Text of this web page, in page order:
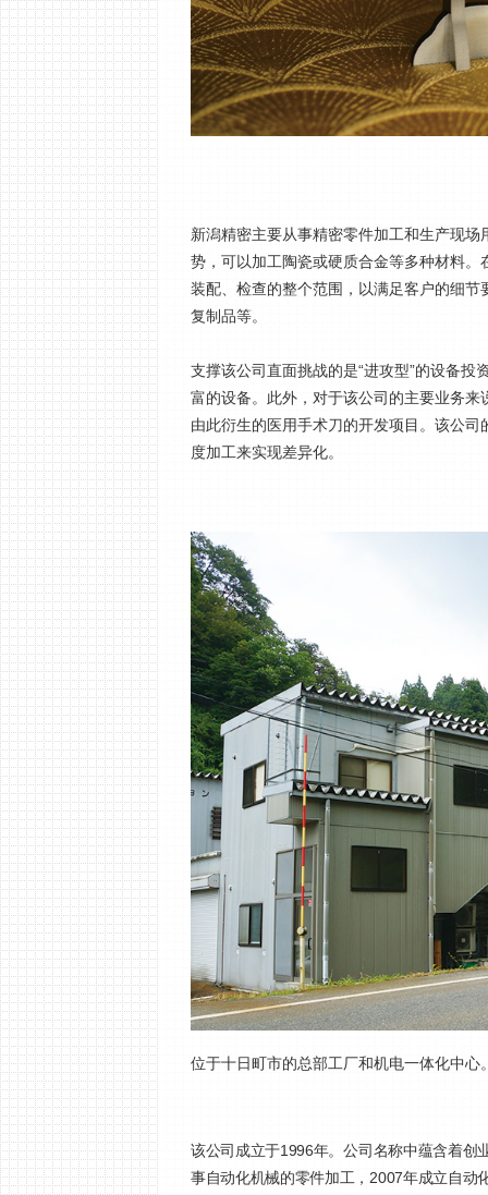
新潟精密主要从事精密零件加工和生产现
势，可以加工陶瓷或硬质合金等多种材料
装配、检查的整个范围，以满足客户的细
复制品等。
支撑该公司直面挑战的是“进攻型”的设备
富的设备。此外，对于该公司的主要业务
由此衍生的医用手术刀的开发项目。该公
度加工来实现差异化。
位于十日町市的总部工厂和机电一体化中
该公司成立于1996年。公司名称中蕴含着创
事自动化机械的零件加工，2007年成立自动